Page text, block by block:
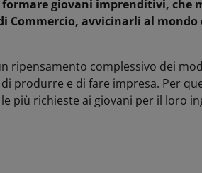
giovani imprenditivi, che
Commercio, avvicinarli al
ripensamento complessivo dei
produrre e di fare impresa. Per
più richieste ai giovani per il loro